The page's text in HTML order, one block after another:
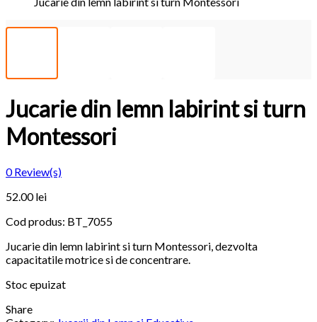
Jucarie din lemn labirint si turn
Montessori
0Review(s)
52.00lei
Cod produs: BT_7055
Jucarie din lemn labirint si turn Montessori, dezvolta
capacitatile motrice si de concentrare.
Stoc epuizat
Share